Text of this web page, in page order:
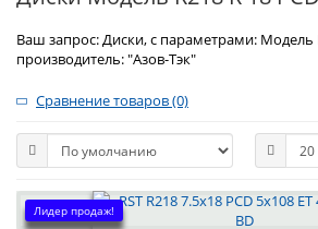
Ваш запрос: Диски, с параметрами: Модель
производитель: "Азов-Тэк"
Сравнение товаров (0)
Лидер продаж!